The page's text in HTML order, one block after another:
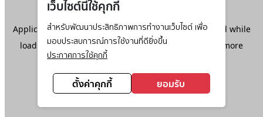
เว็บไซต์นี้ใช้คุกกี้
สำหรับพัฒนาประสิทธิภาพการทำงานเว็บไซต์ เพื่อ
มอบประสบการณ์การใช้งานที่ดียิ่งขึ้น
ประกาศการใช้คุกกี้
ตั้งค่าคุกกี้ ยอมรับ
Application error: aclient-side exception has occurred while
loadingwww.ktc.co.th(see the browser console
for more
information).